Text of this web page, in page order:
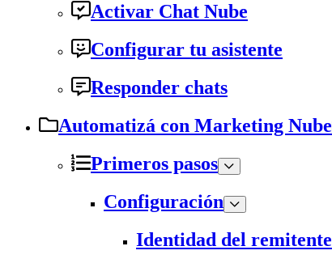
Activar Chat Nube
Configurar tu asistente
Responder chats
Automatizá con Marketing Nube
Primeros pasos
Configuración
Identidad del remitente